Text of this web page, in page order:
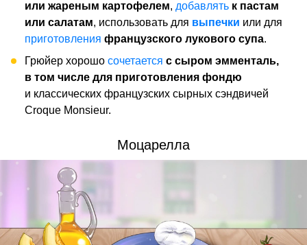
или жареным картофелем, добавлять к пастам
или салатам, использовать для выпечки или для
приготовления французского лукового супа.
Грюйер хорошо сочетается с сыром эмменталь,
в том числе для приготовления фондю
и классических французских сырных сэндвичей
Croque Monsieur.
Моцарелла